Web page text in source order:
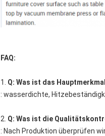
FAQ:
1. Q: Was ist das
: wasserdichte,
2. Q: Was ist die
: Nach Produktion überprüfen